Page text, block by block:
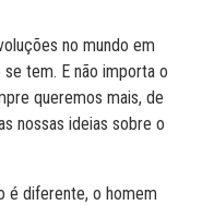
no mundo em
tem. E não importa o
queremos mais, de
nossas ideias sobre o
é diferente, o homem